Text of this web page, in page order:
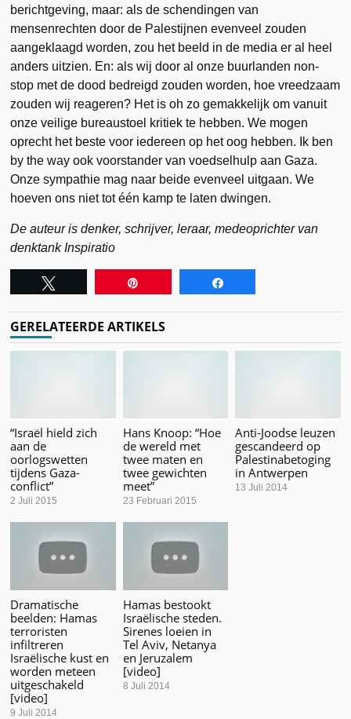
berichtgeving, maar: als de schendingen van
mensenrechten door de Palestijnen evenveel zouden
aangeklaagd worden, zou het beeld in de media er al heel
anders uitzien. En: als wij door al onze buurlanden non-
stop met de dood bedreigd zouden worden, hoe vreedzaam
zouden wij reageren? Het is oh zo gemakkelijk om vanuit
onze veilige bureaustoel kritiek te hebben. We mogen
oprecht het beste voor iedereen op het oog hebben. Ik ben
by the way ook voorstander van voedselhulp aan Gaza.
Onze sympathie mag naar beide evenveel uitgaan. We
hoeven ons niet tot één kamp te laten dwingen.
De auteur is denker, schrijver, leraar, medeoprichter van
denktank Inspiratio
GERELATEERDE ARTIKELS
“Israël hield zich
aan de
oorlogswetten
tijdens Gaza-
conflict”
2 Juli 2015
Hans Knoop: “Hoe
de wereld met
twee maten en
twee gewichten
meet”
23 Februari 2015
Anti-Joodse leuzen
gescandeerd op
Palestinabetoging
in Antwerpen
13 Juli 2014
Dramatische
beelden: Hamas
terroristen
infiltreren
Israëlische kust en
worden meteen
uitgeschakeld
[video]
9 Juli 2014
Hamas bestookt
Israëlische steden.
Sirenes loeien in
Tel Aviv, Netanya
en Jeruzalem
[video]
8 Juli 2014